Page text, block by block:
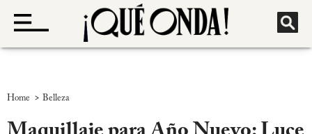
Home > Belleza